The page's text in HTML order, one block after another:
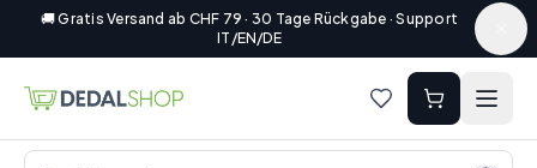
🚚 Gratis Versand ab CHF 79 · 30 Tage Rückgabe · Support
IT/EN/DE